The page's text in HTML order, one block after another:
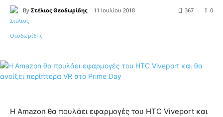
By Στέλιος Θεοδωρίδης 11 Ιουλίου 2018 0
367
Η Amazon θα πουλάει εφαρμογές του HTC Viveport και